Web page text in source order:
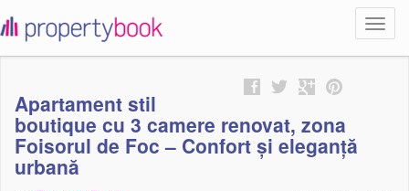
propertybook
Apartament stil
boutique cu 3 camere renovat, zona
Foisorul de Foc – Confort și eleganță
urbană